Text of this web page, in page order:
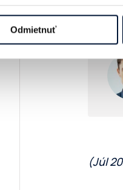
Odmietnuť
(Júl